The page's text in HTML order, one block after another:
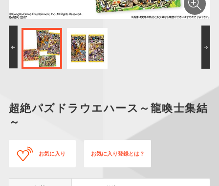
PROJECT R.E.D.・
ズ
ポケットモンスター
サンリオキャラクタ
つりグミ キャラデコ わ
超絶パズドラウエハース～龍喚士集結
～
お気に入り お気に入り登録とは？